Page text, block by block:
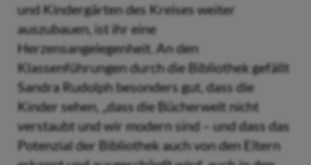
und Kindergärten des Kreises weiter
auszubauen, ist ihr eine
Herzensangelegenheit. An den
Klassenführungen durch die Bibliothek gefällt
Sandra Rudolph besonders gut, dass die
Kinder sehen, „dass die Bücherwelt nicht
verstaubt und wir modern sind – und dass das
Potenzial der Bibliothek auch von den Eltern